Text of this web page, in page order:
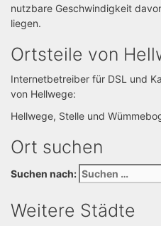
nutzbare Geschwindigkeit
liegen.
Ortsteile von
Internetbetreiber für DSL und
von Hellwege:
Hellwege, Stelle und
Ort suchen
Suchen nach:
Weitere Städte